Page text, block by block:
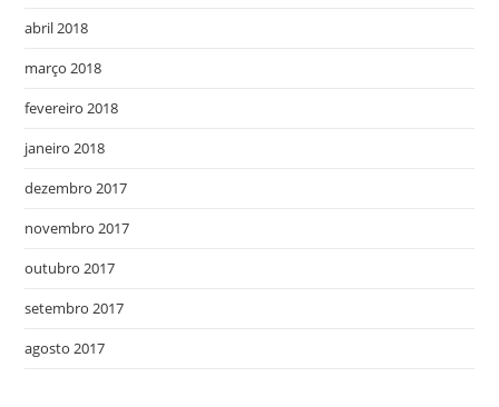
abril 2018
março 2018
fevereiro 2018
janeiro 2018
dezembro 2017
novembro 2017
outubro 2017
setembro 2017
agosto 2017